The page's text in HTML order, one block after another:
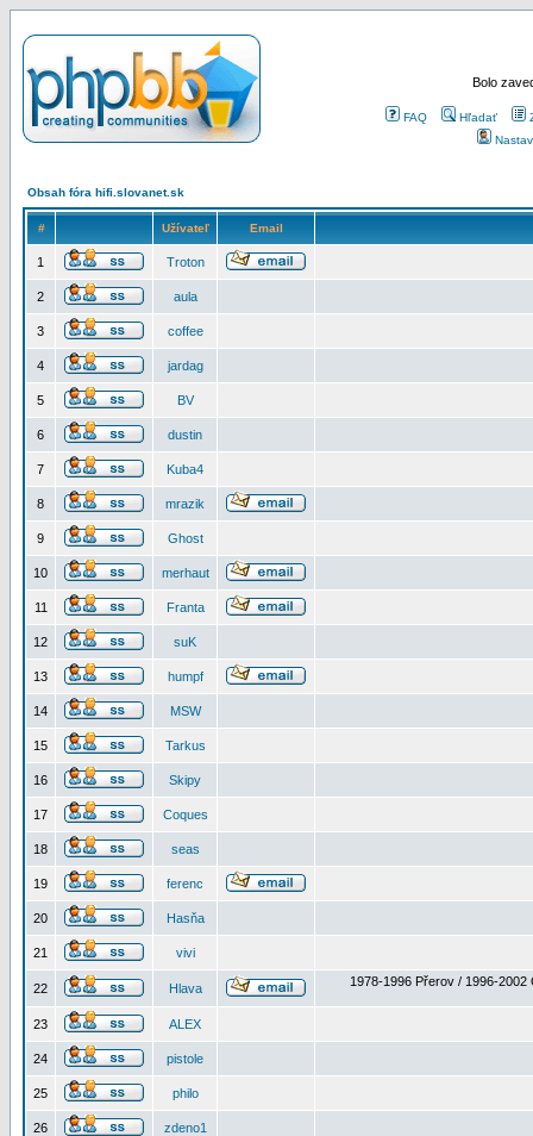
Bolo
FAQ Hľadať
Obsah fóra hifi.slovanet.sk
# Užívateľ Email
1 Troton
2 aula
3 coffee
4 jardag
5 BV
6 dustin
7 Kuba4
8 mrazik
9 Ghost
10 merhaut
11 Franta
12 suK
13 humpf
14 MSW
15 Tarkus
16 Skipy
17 Coques
18 seas
19 ferenc
20 Hasňa
21 vivi
22 Hlava 1978-1996 Přerov / 1996-2002
23 ALEX
24 pistole
25 philo
26 zdeno1